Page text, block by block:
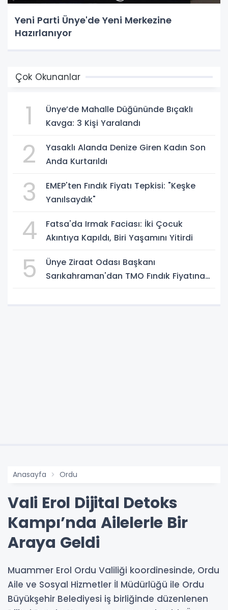
Yeni Parti Ünye'de Yeni Merkezine
Hazırlanıyor
Çok Okunanlar
1
Ünye’de Mahalle Düğününde Bıçaklı
Kavga: 3 Kişi Yaralandı
2
Yasaklı Alanda Denize Giren Kadın Son
Anda Kurtarıldı
3
EMEP'ten Fındık Fiyatı Tepkisi: "Keşke
Yanılsaydık"
4
Fatsa'da Irmak Faciası: İki Çocuk
Akıntıya Kapıldı, Biri Yaşamını Yitirdi
5
Ünye Ziraat Odası Başkanı
Sarıkahraman'dan TMO Fındık Fiyatına
Anasayfa Ordu
Vali Erol Dijital Detoks
Kampı’nda Ailelerle Bir
Araya Geldi
Muammer Erol Ordu Valiliği koordinesinde, Ordu
Aile ve Sosyal Hizmetler İl Müdürlüğü ile Ordu
Büyükşehir Belediyesi iş birliğinde düzenlenen